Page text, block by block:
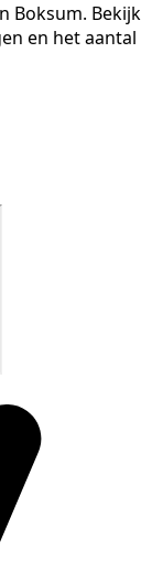
Boksum. Bekijk
en het aantal